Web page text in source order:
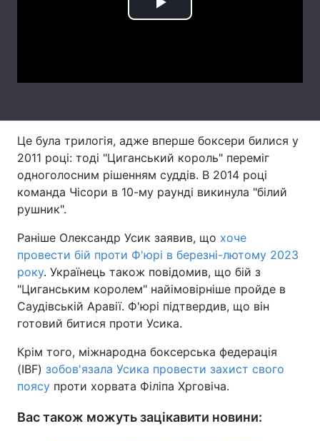
Статті
Архів Вакансії
Контакти
Послуги
Тема оформлення
Play
Це була трилогія, адже вперше боксери билися у
2011 році: тоді "Циганський король" переміг
одноголосним рішенням суддів. В 2014 році
команда Чісори в 10-му раунді викинула "білий
рушник".
Раніше Олександр Усик заявив, що хоче
провести бій проти Ф'юрі в березні-лютому 2023
року. Українець також повідомив, що бій з
"Циганським королем" найімовірніше пройде в
Саудівській Аравії. Ф'юрі підтвердив, що він
готовий битися проти Усика.
Крім того, міжнародна боксерська федерація
(IBF) зобов'язала Усика провести захист свого
поясу проти хорвата Філіпа Хрговіча.
Вас також можуть зацікавити новини: